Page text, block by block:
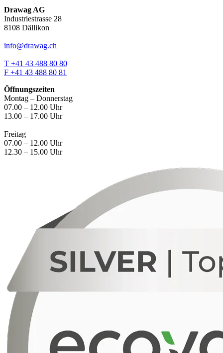
Drawag AG
Industriestrasse 28
8108 Dällikon
info@drawag.ch
T +41 43 488 80 80
F +41 43 488 80 81
Öffnungszeiten
Montag – Donnerstag
07.00 – 12.00 Uhr
13.00 – 17.00 Uhr
Freitag
07.00 – 12.00 Uhr
12.30 – 15.00 Uhr